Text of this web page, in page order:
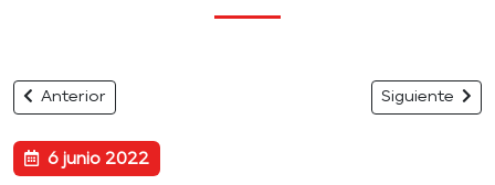
Anterior Siguiente
6 junio 2022